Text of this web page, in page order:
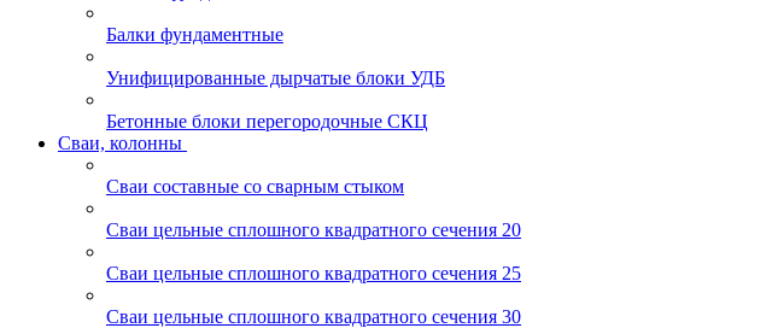
Балки фундаментные
Унифицированные дырчатые блоки УДБ
Бетонные блоки перегородочные СКЦ
Сваи, колонны
Сваи составные со сварным стыком
Сваи цельные сплошного квадратного сечения 20
Сваи цельные сплошного квадратного сечения 25
Сваи цельные сплошного квадратного сечения 30